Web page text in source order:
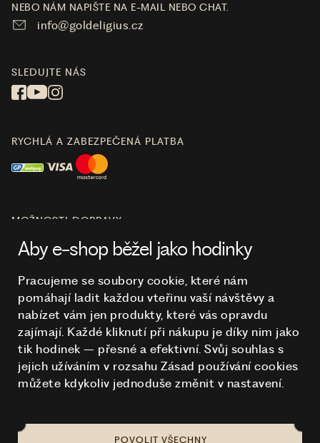
O NÁKUPU
HODINKY
NEBO NÁM NAPIŠTE NA E-MAIL NEBO CHAT.
info@goldeligius.cz
SLEDUJTE NÁS
RYCHLÁ A ZABEZPEČENÁ PLATBA
MOŽNOSTI DOPRAVY
Aby e-shop běžel jako hodinky
Pracujeme se soubory cookie, které nám
pomáhají ladit každou vteřinu vaší návštěvy a
nabízet vám jen produkty, které vás opravdu
zajímají. Každé kliknutí při nákupu je díky nim jako
tik hodinek – přesné a efektivní. Svůj souhlas s
jejich užíváním v rozsahu Zásad používání cookies
můžete kdykoliv jednoduše změnit v nastavení.
POVOLIT VŠECHNY